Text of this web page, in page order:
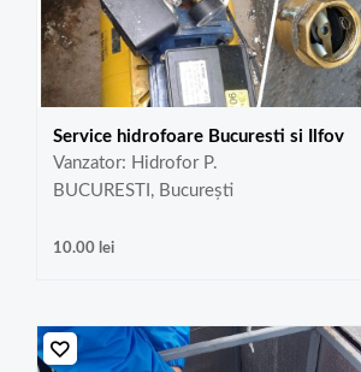
Service hidrofoare Bucuresti si Ilfov
Vanzator: Hidrofor P.
BUCURESTI, București
10.00 lei